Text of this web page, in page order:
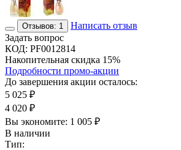
Отзывов: 1
Написать отзыв
Задать вопрос
КОД: PF0012814
Накопительная скидка 15%
Подробности промо-акции
До завершения акции осталось:
5 025 ₽
4 020 ₽
Вы экономите: 1 005 ₽
В наличии
Тип: